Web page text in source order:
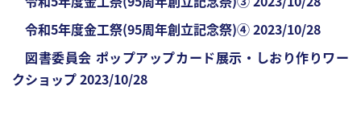
令和5年度金工祭(95周年創立記念祭)④ 2023/10/28
図書委員会 ポップアップカード展示・しおり作りワー
クショップ 2023/10/28